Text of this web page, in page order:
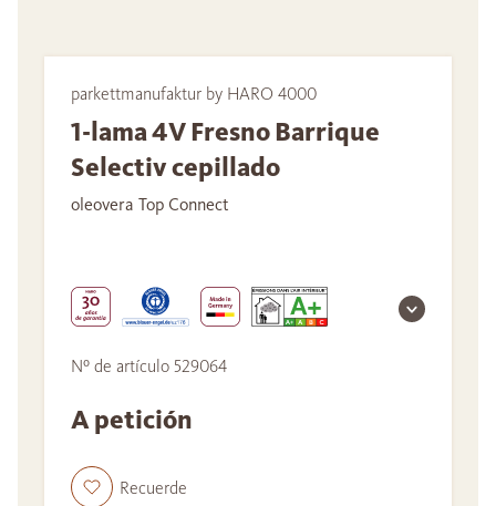
parkettmanufaktur by HARO 4000
1-lama 4V Fresno Barrique
Selectiv cepillado
oleovera Top Connect
Nº de artículo 529064
A petición
Recuerde